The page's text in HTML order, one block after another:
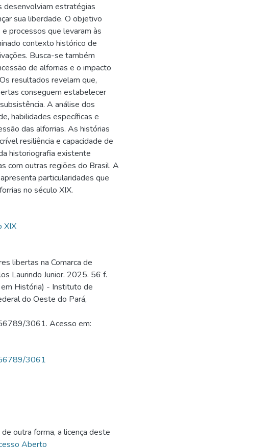
desenvolviam estratégias
sua liberdade. O objetivo
processos que levaram às
contexto histórico de
Busca-se também
de alforrias e o impacto
resultados revelam que,
conseguem estabelecer
A análise dos
habilidades específicas e
das alforrias. As histórias
resiliência e capacidade de
historiografia existente
com outras regiões do Brasil. A
particularidades que
no século XIX.
XIX
libertas na Comarca de
Laurindo Junior. 2025. 56 f.
em História) - Instituto de
do Oeste do Pará,
3061. Acesso em:
3061
outra forma, a licença deste
Aberto